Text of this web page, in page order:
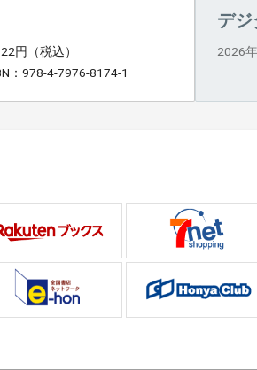
円（税込）
：978-4-7976-8174-1
デジ
2026